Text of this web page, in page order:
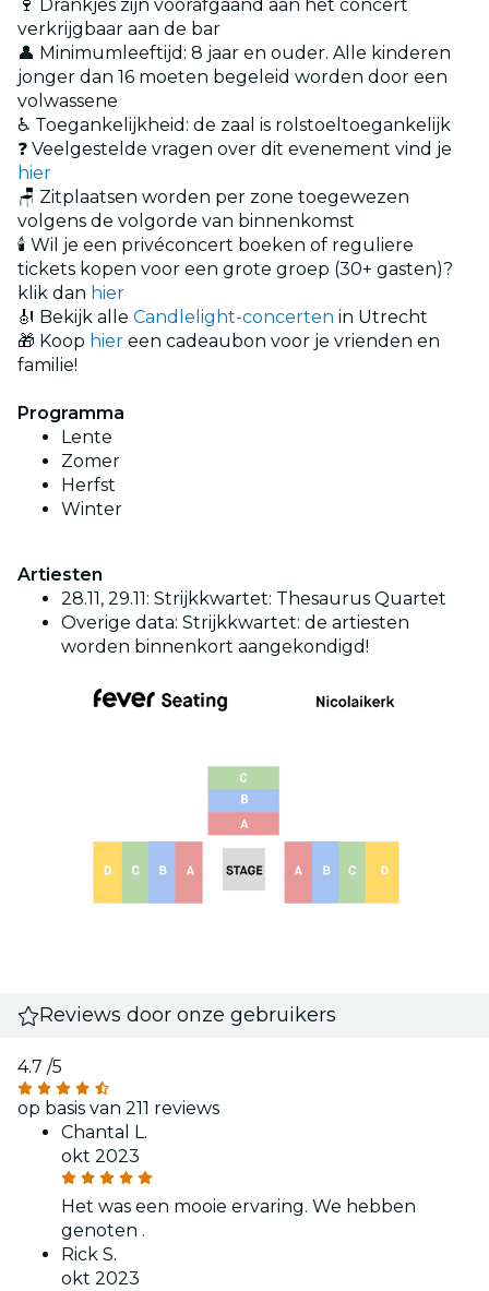
🍷 Drankjes zijn voorafgaand aan het concert
verkrijgbaar aan de bar
👤 Minimumleeftijd: 8 jaar en ouder. Alle kinderen
jonger dan 16 moeten begeleid worden door een
volwassene
♿ Toegankelijkheid: de zaal is rolstoeltoegankelijk
❓ Veelgestelde vragen over dit evenement vind je
hier
🪑 Zitplaatsen worden per zone toegewezen
volgens de volgorde van binnenkomst
🕯️ Wil je een privéconcert boeken of reguliere
tickets kopen voor een grote groep (30+ gasten)?
klik dan hier
🎻 Bekijk alle Candlelight-concerten in Utrecht
🎁 Koop hier een cadeaubon voor je vrienden en
familie!
Programma
Lente
Zomer
Herfst
Winter
Artiesten
28.11, 29.11: Strijkkwartet: Thesaurus Quartet
Overige data: Strijkkwartet: de artiesten
worden binnenkort aangekondigd!
Reviews door onze gebruikers
4.7 /5
op basis van 211 reviews
Chantal L.
okt 2023
Het was een mooie ervaring. We hebben
genoten .
Rick S.
okt 2023